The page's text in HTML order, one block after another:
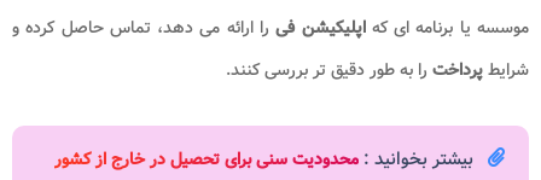
موسسه یا برنامه ای کهاپلیکیشن فیرا ارائه می دهد، تماس حاصل کرده و
شرایطپرداخت را به طور دقیق تر بررسی کنند.
بیشتر بخوانید : محدودیت سنی برای تحصیل در خارج از کشور